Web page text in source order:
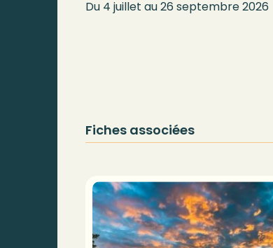
Du 4 juillet au 26 septembre 2026
Fiches associées